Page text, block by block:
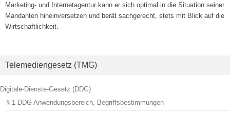
Marketing- und Internetagentur kann er sich optimal in die Situation seiner
Mandanten hineinversetzen und berät sachgerecht, stets mit Blick auf die
Wirtschaftlichkeit.
Telemediengesetz (TMG)
Digitale-Dienste-Gesetz (DDG)
§ 1 DDG Anwendungsbereich, Begriffsbestimmungen